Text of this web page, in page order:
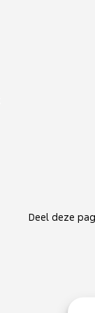
Deel deze